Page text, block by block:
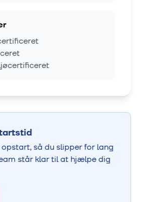
så du slipper for lang
står klar til at hjælpe dig